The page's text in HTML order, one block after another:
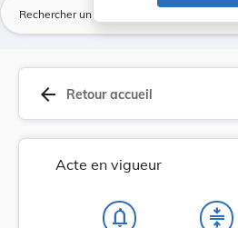
arrow_back Retour accueil
Acte en vigueur
notifications_none compress